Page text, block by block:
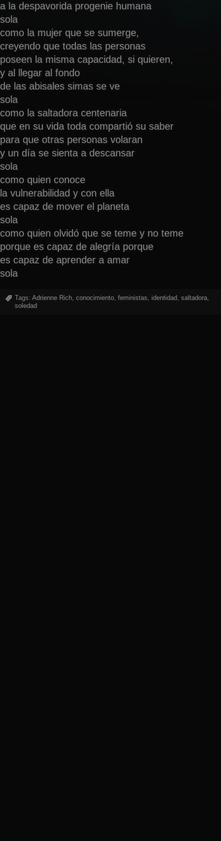
a la despavorida progenie humana
sola
como la mujer que se sumerge,
creyendo que todas las personas
poseen la misma capacidad, si quieren,
y al llegar al fondo
de las abisales simas se ve
sola
como la saltadora centenaria
que en su vida toda compartió su saber
para que otras personas volaran
y un día se sienta a descansar
sola
como quien conoce
la vulnerabilidad y con ella
es capaz de mover el planeta
sola
como quien olvidó que se teme y no teme
porque es capaz de alegría porque
es capaz de aprender a amar
sola
Tags: Adrienne Rich conocimiento feministas identidad saltadora
soledad